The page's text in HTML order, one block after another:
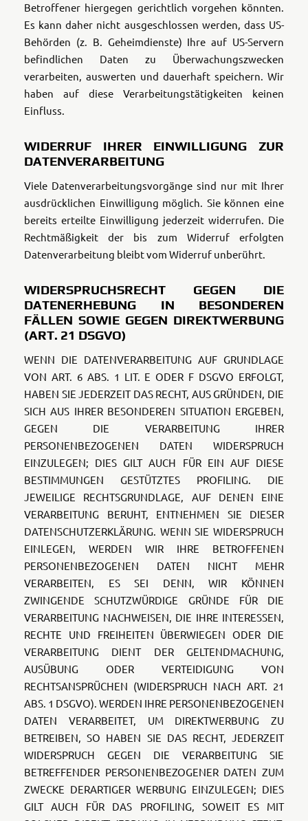
Betroffener hiergegen gerichtlich vorgehen könnten.
Es kann daher nicht ausgeschlossen werden, dass US-
Behörden (z. B. Geheimdienste) Ihre auf US-Servern
befindlichen Daten zu Überwachungszwecken
verarbeiten, auswerten und dauerhaft speichern. Wir
haben auf diese Verarbeitungstätigkeiten keinen
Einfluss.
WIDERRUF IHRER EINWILLIGUNG ZUR
DATENVERARBEITUNG
Viele Datenverarbeitungsvorgänge sind nur mit Ihrer
ausdrücklichen Einwilligung möglich. Sie können eine
bereits erteilte Einwilligung jederzeit widerrufen. Die
Rechtmäßigkeit der bis zum Widerruf erfolgten
Datenverarbeitung bleibt vom Widerruf unberührt.
WIDERSPRUCHSRECHT GEGEN DIE
DATENERHEBUNG IN BESONDEREN
FÄLLEN SOWIE GEGEN DIREKTWERBUNG
(ART. 21 DSGVO)
WENN DIE DATENVERARBEITUNG AUF GRUNDLAGE
VON ART. 6 ABS. 1 LIT. E ODER F DSGVO ERFOLGT,
HABEN SIE JEDERZEIT DAS RECHT, AUS GRÜNDEN, DIE
SICH AUS IHRER BESONDEREN SITUATION ERGEBEN,
GEGEN DIE VERARBEITUNG IHRER
PERSONENBEZOGENEN DATEN WIDERSPRUCH
EINZULEGEN; DIES GILT AUCH FÜR EIN AUF DIESE
BESTIMMUNGEN GESTÜTZTES PROFILING. DIE
JEWEILIGE RECHTSGRUNDLAGE, AUF DENEN EINE
VERARBEITUNG BERUHT, ENTNEHMEN SIE DIESER
DATENSCHUTZERKLÄRUNG. WENN SIE WIDERSPRUCH
EINLEGEN, WERDEN WIR IHRE BETROFFENEN
PERSONENBEZOGENEN DATEN NICHT MEHR
VERARBEITEN, ES SEI DENN, WIR KÖNNEN
ZWINGENDE SCHUTZWÜRDIGE GRÜNDE FÜR DIE
VERARBEITUNG NACHWEISEN, DIE IHRE INTERESSEN,
RECHTE UND FREIHEITEN ÜBERWIEGEN ODER DIE
VERARBEITUNG DIENT DER GELTENDMACHUNG,
AUSÜBUNG ODER VERTEIDIGUNG VON
RECHTSANSPRÜCHEN (WIDERSPRUCH NACH ART. 21
ABS. 1 DSGVO). WERDEN IHRE PERSONENBEZOGENEN
DATEN VERARBEITET, UM DIREKTWERBUNG ZU
BETREIBEN, SO HABEN SIE DAS RECHT, JEDERZEIT
WIDERSPRUCH GEGEN DIE VERARBEITUNG SIE
BETREFFENDER PERSONENBEZOGENER DATEN ZUM
ZWECKE DERARTIGER WERBUNG EINZULEGEN; DIES
GILT AUCH FÜR DAS PROFILING, SOWEIT ES MIT